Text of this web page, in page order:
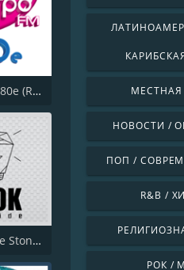
Ретро FM 80e (Retro FM)
Look Inside Stoned
НОВОСТИ /
ПОП /
R&B /
РОК /